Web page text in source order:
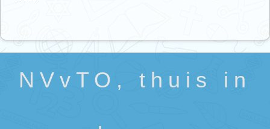
NVvTO, thuis in